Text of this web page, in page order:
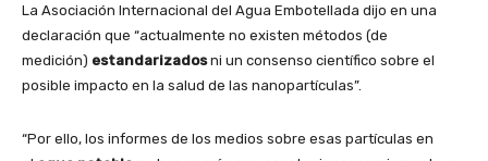
La Asociación Internacional del Agua Embotellada dijo en una
declaración que “actualmente no existen métodos (de
medición) estandarizadosni un consenso científico sobre el
posible impacto en la salud de las nanopartículas”.
“Por ello, los informes de los medios sobre esas partículas en